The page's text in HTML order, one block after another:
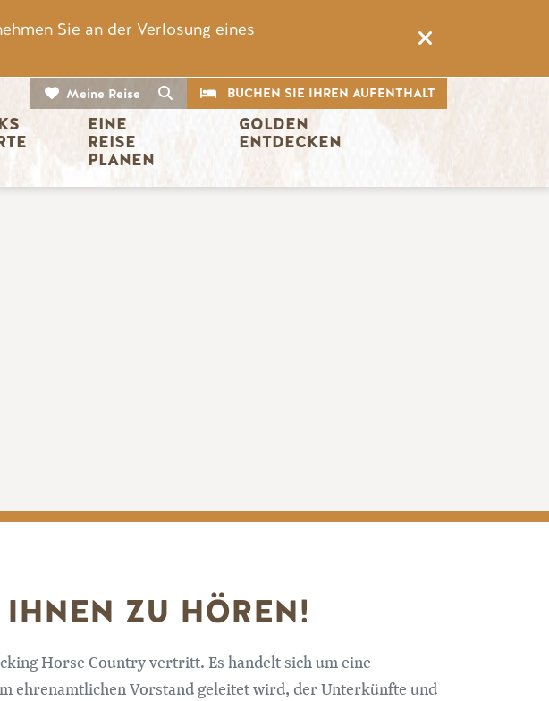
Sie an der Verlosung eines
Meine Reise Suche
CTABUCHEN SIE IHREN AUFENTHALT
EINE
REISE
PLANEN
GOLDEN
ENTDECKEN
ZU HÖREN!
Horse Country vertritt. Es handelt sich um eine
ehrenamtlichen Vorstand geleitet wird, der Unterkünfte und